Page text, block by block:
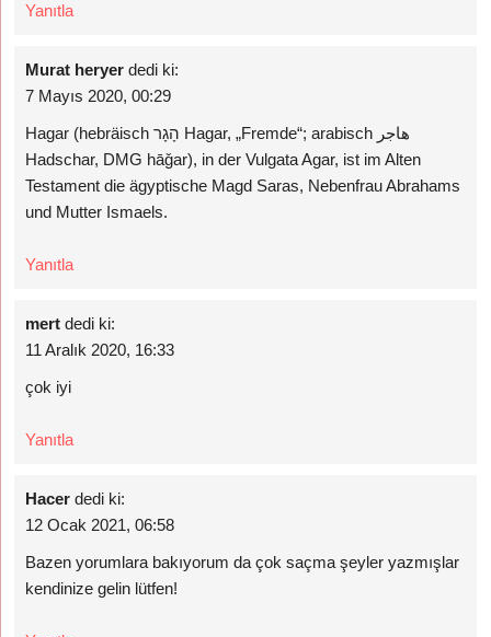
Yanıtla
Murat heryer dedi ki:
7 Mayıs 2020, 00:29
Hagar (hebräisch הָגָר Hagar, „Fremde“; arabisch هاجر
Hadschar, DMG hāǧar), in der Vulgata Agar, ist im Alten
Testament die ägyptische Magd Saras, Nebenfrau Abrahams
und Mutter Ismaels.
Yanıtla
mert dedi ki:
11 Aralık 2020, 16:33
çok iyi
Yanıtla
Hacer dedi ki:
12 Ocak 2021, 06:58
Bazen yorumlara bakıyorum da çok saçma şeyler yazmışlar
kendinize gelin lütfen!